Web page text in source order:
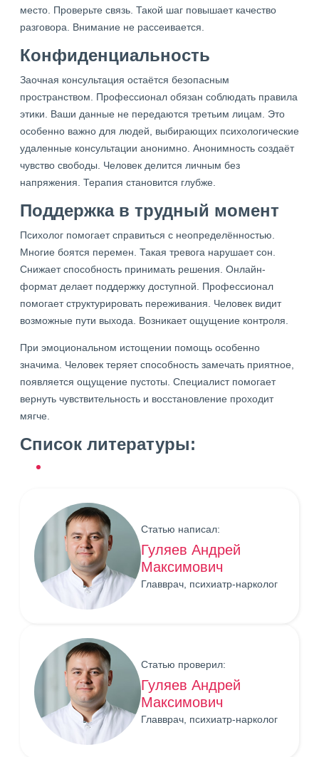
место. Проверьте связь. Такой шаг повышает качество
разговора. Внимание не рассеивается.
Конфиденциальность
Заочная консультация остаётся безопасным
пространством. Профессионал обязан соблюдать правила
этики. Ваши данные не передаются третьим лицам. Это
особенно важно для людей, выбирающих психологические
удаленные консультации анонимно. Анонимность создаёт
чувство свободы. Человек делится личным без
напряжения. Терапия становится глубже.
Поддержка в трудный момент
Психолог помогает справиться с неопределённостью.
Многие боятся перемен. Такая тревога нарушает сон.
Снижает способность принимать решения. Онлайн-
формат делает поддержку доступной. Профессионал
помогает структурировать переживания. Человек видит
возможные пути выхода. Возникает ощущение контроля.
При эмоциональном истощении помощь особенно
значима. Человек теряет способность замечать приятное,
появляется ощущение пустоты. Специалист помогает
вернуть чувствительность и восстановление проходит
мягче.
Список литературы:
Статью написал:
Гуляев Андрей
Максимович
Главврач, психиатр-нарколог
Статью проверил:
Гуляев Андрей
Максимович
Главврач, психиатр-нарколог